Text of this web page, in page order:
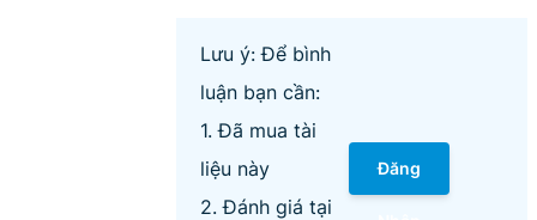
Lưu ý: Để bình
luận bạn cần:
1. Đã mua tài
liệu này
2. Đánh giá tại
Đăng